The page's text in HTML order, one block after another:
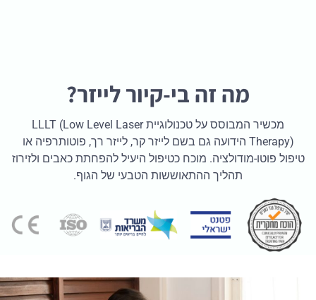
מה זה בי-קיור לייזר?
מכשיר המבוסס על טכנולוגיית LLLT (Low Level Laser
Therapy) הידועה גם בשם לייזר קר, לייזר רך, פוטותרפיה או
טיפול פוטו-מודולציה. מוכח כטיפול היעיל להפחתת כאבים ולזירוז
תהליך ההתאוששות הטבעי של הגוף.